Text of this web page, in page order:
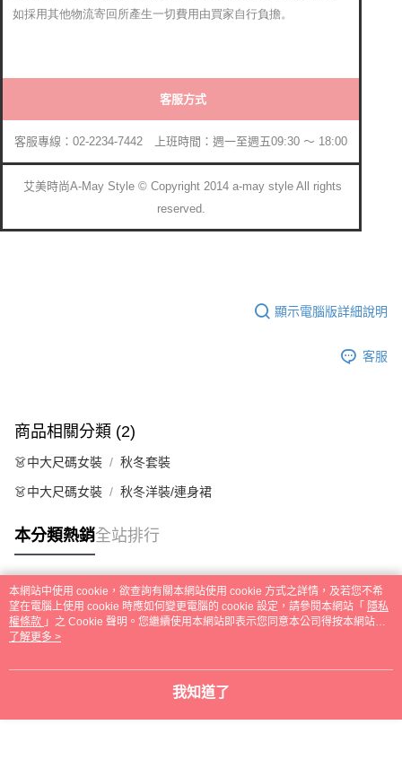
如採用其他物流寄回所產生一切費用由買家自行負擔。
客服方式
客服專線：02-2234-7442 上班時間：週一至週五09:30 ～ 18:00
艾美時尚A-May Style © Copyright 2014 a-may style All rights
reserved.
顯示電腦版詳細說明
客服
商品相關分類 (2)
👗中大尺碼女裝 秋冬套裝
👗中大尺碼女裝 秋冬洋裝/連身裙
本分類熱銷全站排行
熱門標籤
本網站中使用 cookie，欲查詢有關本網站使用 cookie 方式之詳情，及若您不希
望在電腦上使用 cookie 時應如何變更電腦的 cookie 設定，請參閱本網站「 隱私
權條款 」之 Cookie 聲明。您繼續使用本網站即表示您同意本公司得按本網站使
用條款之 Cookie 聲明使用 cookie。
了解更多 >
我知道了